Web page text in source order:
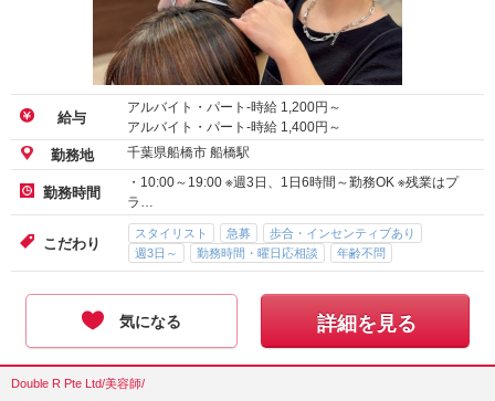
給与
アルバイト・パート-時給 1,200円～
アルバイト・パート-時給 1,400円～
勤務地 千葉県船橋市 船橋駅
勤務時間
・10:00～19:00 ※週3日、1日6時間～勤務OK ※残業はプ
ラ…
こだわり
スタイリスト 急募
歩合・インセンティブあり
週3日～
勤務時間・曜日応相談 年齢不問
気になる 詳細を見る
Double R Pte Ltd/美容師/